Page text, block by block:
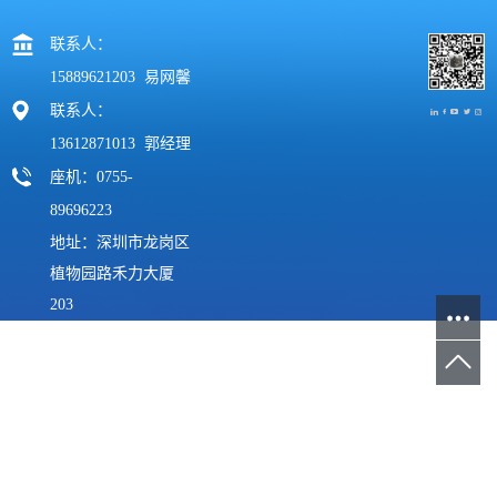
联系人：
15889621203 易网馨
联系人：
13612871013 郭经理
座机：0755-
89696223
地址：深圳市龙岗区
植物园路禾力大厦
203